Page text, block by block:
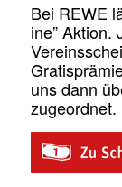
Bei REWE
ine” Aktion.
uns dann
zugeordnet.